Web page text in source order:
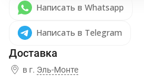
Написать в Whatsapp
Написать в Telegram
в г. Эль-Монте